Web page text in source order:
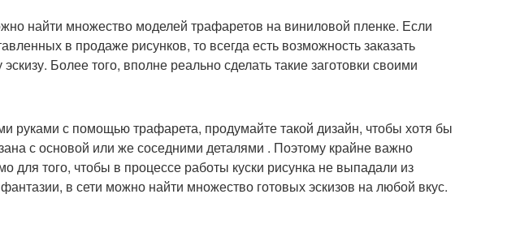
найти множество моделей трафаретов на виниловой пленке. Если
в продаже рисунков, то всегда есть возможность заказать
Более того, вполне реально сделать такие заготовки своими
руками с помощью трафарета, продумайте такой дизайн, чтобы хотя бы
с основой или же соседними деталями . Поэтому крайне важно
для того, чтобы в процессе работы куски рисунка не выпадали из
в сети можно найти множество готовых эскизов на любой вкус.